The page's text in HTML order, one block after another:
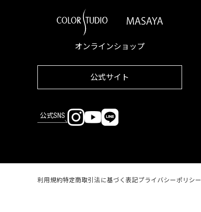
オンラインショップ
公式サイト
公式SNS
利用規約特定商取引法に基づく表記プライバシーポリシー